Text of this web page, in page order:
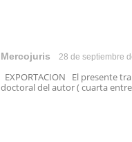
Mercojuris 28 de septiembre
EXPORTACION El presente
doctoral del autor ( cuarta